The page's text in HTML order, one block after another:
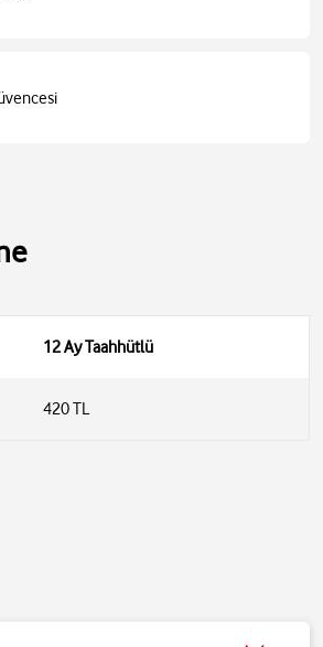
12 Ay Taahhütlü
420 TL
ses teknolojisi, 6.8mm dinamik sürücüler
(her kulaklıkta 2 adet) ile net ve berrak